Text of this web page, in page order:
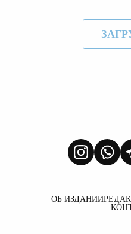
ОБ ИЗДАНИИ